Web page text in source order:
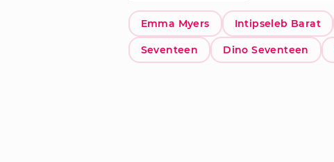
Emma Myers Intipseleb Barat
Seventeen Dino Seventeen